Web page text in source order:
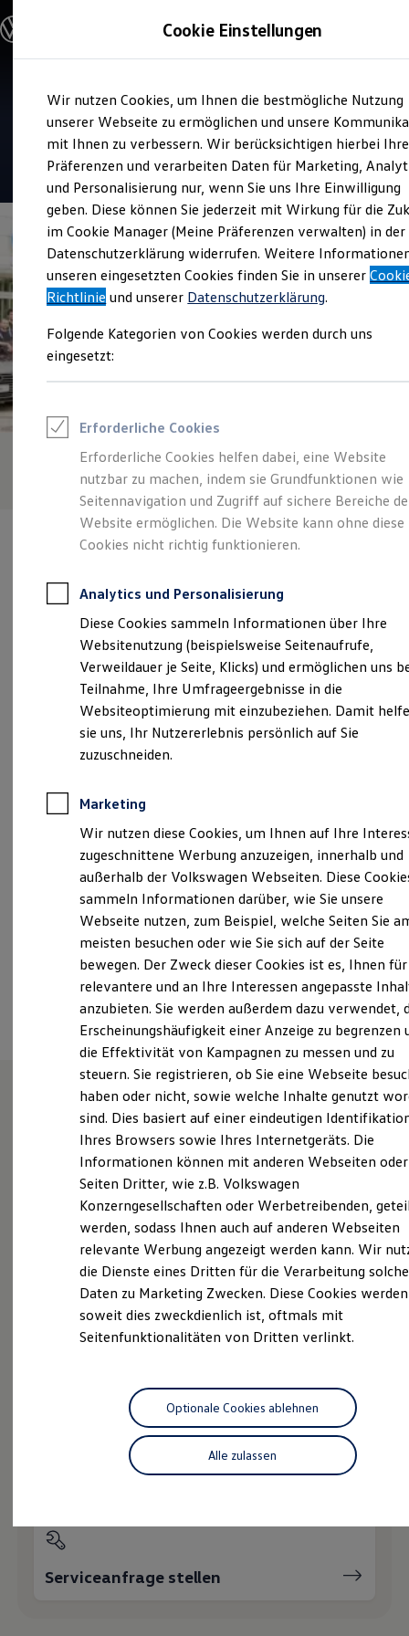
Hauptinhalt
springen
Footer
springen
Modelle und Konfigurator
Modelle vergleichen
Elektroautos
ENERGY Sondermodelle
Nutzfahrzeuge
SUV und CUV
Familienautos
Kombis
Kompaktwagen
Sportwagen
Schnell verfügbare Fahrzeuge
Angebote und Produkte
Aktuelle Angebote
E-Auto-Förderung
Volkswagen Marktplatz
Junge Gebrauchtwagen und Gebrauchtwagen
Volkswagen Zertifizierte Gebrauchtwagen
Zubehör- und Serviceangebote
Leasing
Leasing-Angebote
Gebrauchtwagen Leasing
Junge Gebrauchtwagen-Leasing
Elektroauto Leasing
Kleinwagen-Leasing
Leasing ohne Anzahlung
Finanzierung
Kfz-Versicherung
Restschuldversicherungen
Garantien
Wartungsverträge
Geschäftskunden
Professional Class bei Volkswagen
Großkunden
Behörden
Direktkunden
Sonderfahrzeuge
Anpfiff zum Gewinn
Elektroautos
ID. Tutorials
Elektrofahrzeugkonzepte
Reichweite
Reichweite der ID. Modelle
Reichweite im Winter
Laden
Laden unterwegs
Laden Zuhause
Ladestationen finden
Ladezeitensimulator
Batterie
Sicherheit
Garantie und Lebensdauer
Nachhaltigkeit
Technologie
Kosten und Kauf
Verbrauchskosten
Kaufoptionen
E-Auto-Förderung
Software und Konnektivität
ID. Software Versionen und Updates
Digitale Extras
Schnittstellen zu Ihrem ID.
Hybridautos
Marke und Erlebnis
Volkswagen R und R Experience
R-Modelle
Driving Experience
Volkswagen entdecken
Lifestyle Shop
T-Roc Kollektion
Golf Kollektion
ID. Kollektion
Volkswagen Kollektion
R-Kollektion
Besitzer und Service
myVolkswagen
Software Updates
Verkauf und Service
Autohaus Silberbauer
5|318 Bewertungen
Verantwortlich für die Inhalte auf dieser Seite ist die Autohaus
Silberbauer e. K. (Impressum & Rechtliches)
Lehmgasse 14, 93444 Bad Kötzting
info@autohaus-silberbauer.bayern
Montag
Sonntag
Geschlossen
Ansprechpartner
Wie können wir
Ihnen weiterhelfen?
Probefahrt vereinbaren
Servicetermin buchen
Serviceanfrage stellen
Cookie Einstellungen
Wir nutzen Cookies, um Ihnen die bestmögliche Nutzung
unserer Webseite zu ermöglichen und unsere
mit Ihnen zu verbessern. Wir berücksichtigen hierbei Ihre
Präferenzen und verarbeiten Daten für Marketing,
und Personalisierung nur, wenn Sie uns Ihre Einwilligung
geben. Diese können Sie jederzeit mit Wirkung für die
im Cookie Manager (Meine Präferenzen verwalten) in der
Datenschutzerklärung widerrufen. Weitere
unseren eingesetzten Cookies finden Sie in unserer
Richtlinie und unserer Datenschutzerklärung.
Folgende Kategorien von Cookies werden durch uns
eingesetzt:
Erforderliche Cookies
Erforderliche Cookies helfen dabei, eine Website
nutzbar zu machen, indem sie Grundfunktionen wie
Seitennavigation und Zugriff auf sichere Bereiche
Website ermöglichen. Die Website kann ohne diese
Cookies nicht richtig funktionieren.
Analytics und Personalisierung
Diese Cookies sammeln Informationen über Ihre
Websitenutzung (beispielsweise Seitenaufrufe,
Verweildauer je Seite, Klicks) und ermöglichen uns
Teilnahme, Ihre Umfrageergebnisse in die
Websiteoptimierung mit einzubeziehen. Damit
sie uns, Ihr Nutzererlebnis persönlich auf Sie
zuzuschneiden.
Marketing
Wir nutzen diese Cookies, um Ihnen auf Ihre
zugeschnittene Werbung anzuzeigen, innerhalb und
außerhalb der Volkswagen Webseiten. Diese
sammeln Informationen darüber, wie Sie unsere
Webseite nutzen, zum Beispiel, welche Seiten Sie
meisten besuchen oder wie Sie sich auf der Seite
bewegen. Der Zweck dieser Cookies ist es, Ihnen für
relevantere und an Ihre Interessen angepasste
anzubieten. Sie werden außerdem dazu verwendet,
Erscheinungshäufigkeit einer Anzeige zu begrenzen
die Effektivität von Kampagnen zu messen und zu
steuern. Sie registrieren, ob Sie eine Webseite
haben oder nicht, sowie welche Inhalte genutzt
sind. Dies basiert auf einer eindeutigen
Ihres Browsers sowie Ihres Internetgeräts. Die
Informationen können mit anderen Webseiten oder
Seiten Dritter, wie z.B. Volkswagen
Konzerngesellschaften oder Werbetreibenden,
werden, sodass Ihnen auch auf anderen Webseiten
relevante Werbung angezeigt werden kann. Wir
die Dienste eines Dritten für die Verarbeitung
Daten zu Marketing Zwecken. Diese Cookies
soweit dies zweckdienlich ist, oftmals mit
Seitenfunktionalitäten von Dritten verlinkt.
Alle zulassen
Optionale Cookies ablehnen